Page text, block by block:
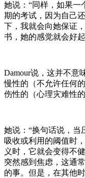
她说： “同样，如果一
期的考试，因为自己
下，我就会向她保证
书，她的感觉就会好
Damour说，这并不意
慢性的（不允许任何
伤性的（心理灾难性
她说： “换句话说，当
吸收或利用的阈值时
义时，它就会变得不
突然感到焦虑，这通
的事。但是，在其他